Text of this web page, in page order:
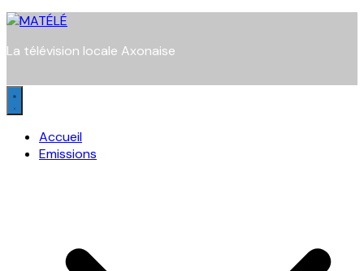
La télévision locale Axonaise
Accueil
Emissions